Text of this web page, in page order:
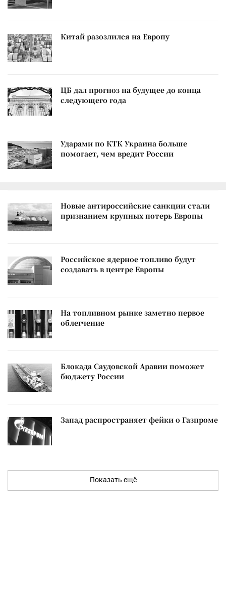
Китай разозлился на Европу
ЦБ дал прогноз на будущее до конца
следующего года
Ударами по КТК Украина больше
помогает, чем вредит России
Новые антироссийские санкции стали
признанием крупных потерь Европы
Российское ядерное топливо будут
создавать в центре Европы
На топливном рынке заметно первое
облегчение
Блокада Саудовской Аравии поможет
бюджету России
Запад распространяет фейки о Газпроме
Показать ещё